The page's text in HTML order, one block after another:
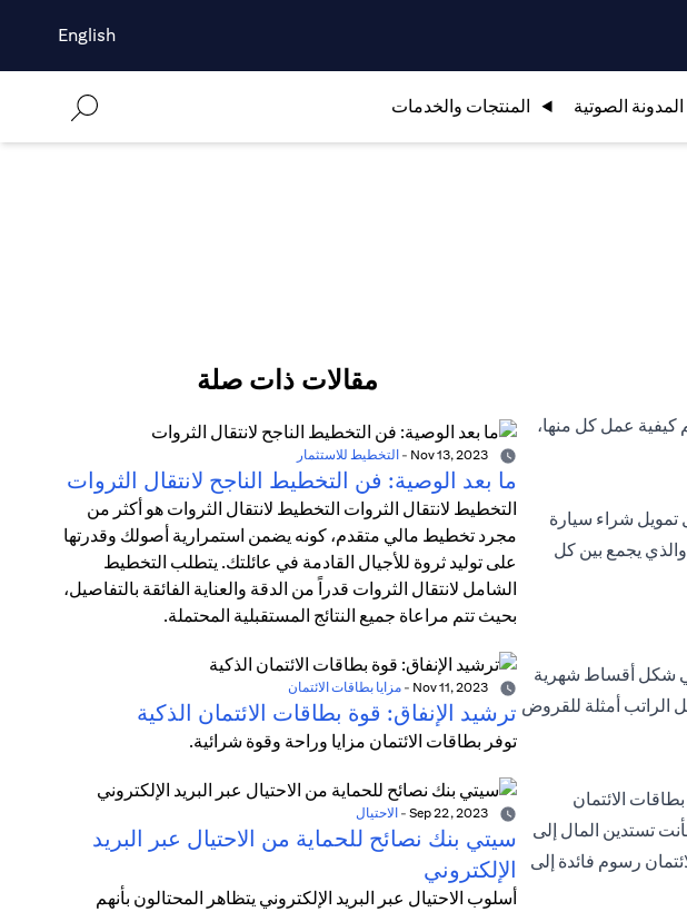
English
المدونة الصوتية المنتجات والخدمات
كيفية عمل كل منها،
شراء سيارة
يجمع بين كل
في شكل أقساط شهرية
الراتب أمثلة للقروض
الائتمان
تستدين المال إلى
رسوم فائدة إلى
مقالات ذات صلة
- التخطيط للاستثمار
ما بعد الوصية: فن التخطيط الناجح لانتقال الثروات
التخطيط لانتقال الثروات التخطيط لانتقال الثروات هو أكثر من
مجرد تخطيط مالي متقدم، كونه يضمن استمرارية أصولك وقدرتها
على توليد ثروة للأجيال القادمة في عائلتك. يتطلب التخطيط
الشامل لانتقال الثروات قدراً من الدقة والعناية الفائقة بالتفاصيل،
بحيث تتم مراعاة جميع النتائج المستقبلية المحتملة.
- مزايا بطاقات الائتمان
ترشيد الإنفاق: قوة بطاقات الائتمان الذكية
توفر بطاقات الائتمان مزايا وراحة وقوة شرائية.
- الاحتيال
سيتي بنك نصائح للحماية من الاحتيال عبر البريد
الإلكتروني
أسلوب الاحتيال عبر البريد الإلكتروني يتظاهر المحتالون بأنهم